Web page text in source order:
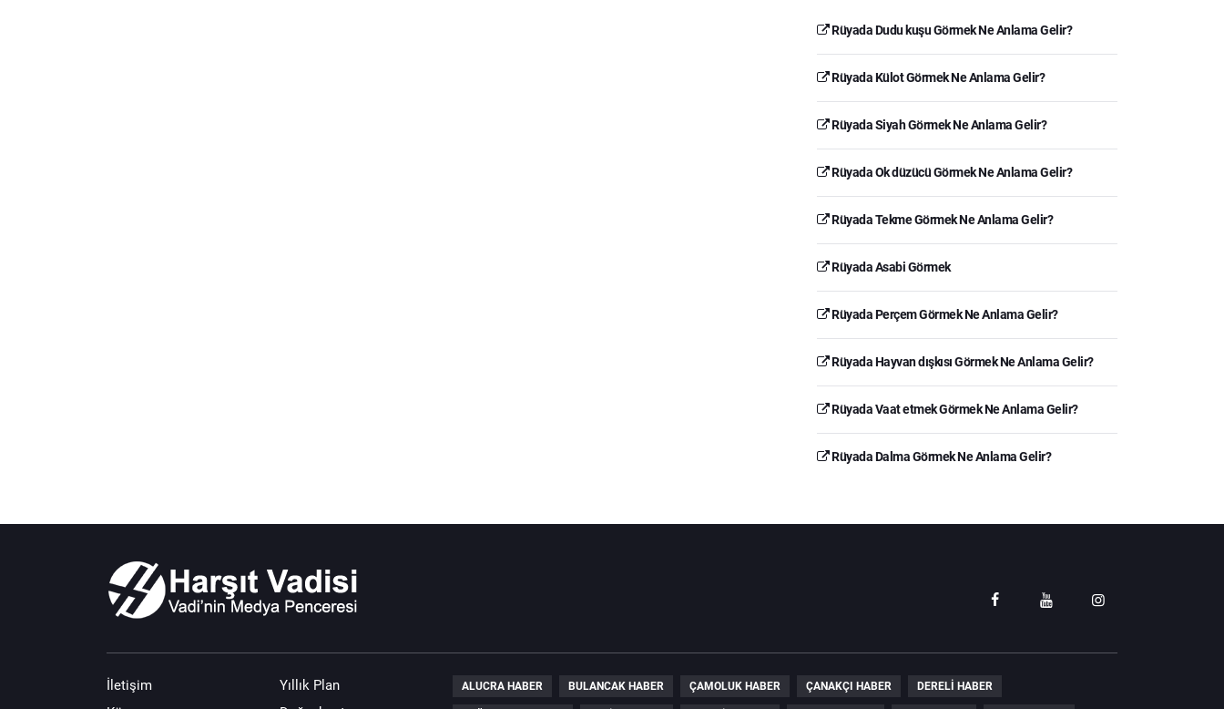
Rüyada Dudu kuşu Görmek Ne Anlama Gelir?
Rüyada Külot Görmek Ne Anlama Gelir?
Rüyada Siyah Görmek Ne Anlama Gelir?
Rüyada Ok düzücü Görmek Ne Anlama Gelir?
Rüyada Tekme Görmek Ne Anlama Gelir?
Rüyada Asabi Görmek
Rüyada Perçem Görmek Ne Anlama Gelir?
Rüyada Hayvan dışkısı Görmek Ne Anlama Gelir?
Rüyada Vaat etmek Görmek Ne Anlama Gelir?
Rüyada Dalma Görmek Ne Anlama Gelir?
İletişim
Yıllık Plan
ALUCRA HABER BULANCAK HABER ÇAMOLUK HABER ÇANAKÇI HABER DERELI HABER